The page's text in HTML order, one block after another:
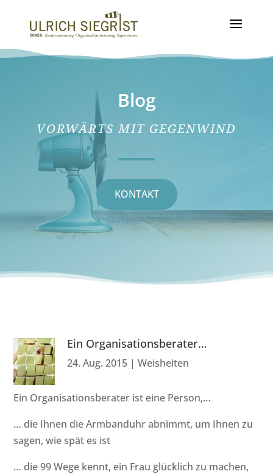
Blog
VORWÄRTS MIT GEGENWIND
KONTAKT
Ein Organisationsberater…
24. Aug. 2015 |Weisheiten
Ein Organisationsberater ist eine Person,…
… die Ihnen die Armbanduhr abnimmt, um Ihnen zu
sagen, wie spät es ist
… die 99 Wege kennt, ein Frau glücklich zu machen,